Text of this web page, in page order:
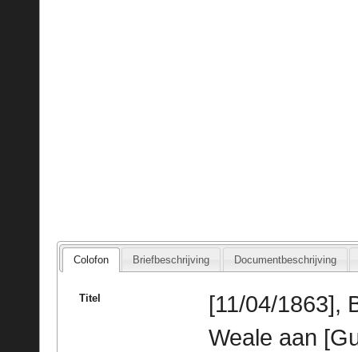
Colofon Briefbeschrijving Documentbeschrijving
Titel
[11/04/1863],
Weale aan